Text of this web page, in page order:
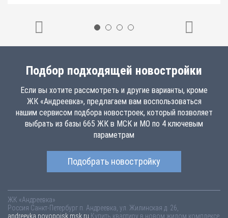
Подбор подходящей новостройки
Если вы хотите рассмотреть и другие варианты, кроме
ЖК «Андреевка», предлагаем вам воспользоваться
нашим сервисом подбора новостроек, который позволяет
выбрать из базы 665 ЖК в МСК и МО по 4 ключевым
параметрам
Подобрать новостройку
ЖК «Андреевка»
Россия Санкт-Петербург п. Андреевка, ул. Жилинская д. 26,
andreevka.novopoisk.msk.ru Купить квартиру в новом жилом комплексе